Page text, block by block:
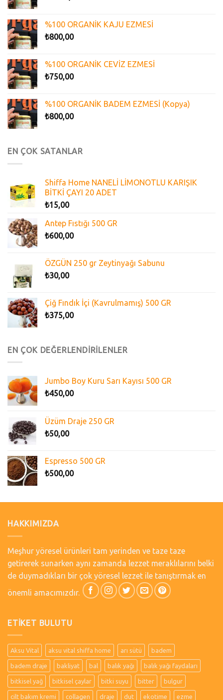
%100 ORGANİK KAJU EZMESİ
₺800,00
%100 ORGANİK CEVİZ EZMESİ
₺750,00
%100 ORGANİK BADEM EZMESİ (Kopya)
₺800,00
EN ÇOK SATANLAR
Shiffa Home NANELİ LİMONOTLU KARIŞIK
BİTKİ ÇAYI 20 ADET
₺15,00
Antep Fıstığı 500 GR
₺600,00
ÖZGÜN 250 gr Zeytinyağı Sabunu
₺30,00
Çiğ Fındık İçi (Kavrulmamış) 500 GR
₺375,00
EN ÇOK DEĞERLENDİRİLENLER
Jumbo Boy Kuru Sarı Kayısı 500 GR
₺450,00
Üzüm Draje 250 GR
₺50,00
Espresso 500 GR
₺500,00
HAKKIMIZDA
Meşhur yöresel ürünleri tam yerinden ve taze taze
getirerek sunarken aynı zamanda lezzet meraklılarını belki
de duymadıkları bir çok yöresel lezzet ile tanıştırmak en
önemli amacımızdır.
ETIKET BULUTU
Aksu Vital aksu vital shiffa home arı sütü badem
badem draje bakliyat bal balık yağı balık yağı faydaları
bitkisel yağ bitkisel çaylar bitki suyu bitter bulgur
cilt bakım kremi collagen draje dut ekotime ezme